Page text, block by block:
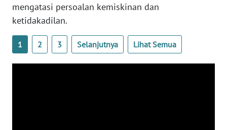
mengatasi persoalan kemiskinan dan
ketidakadilan.
1 2 3 Selanjutnya Lihat Semua
WN
SUMBAR